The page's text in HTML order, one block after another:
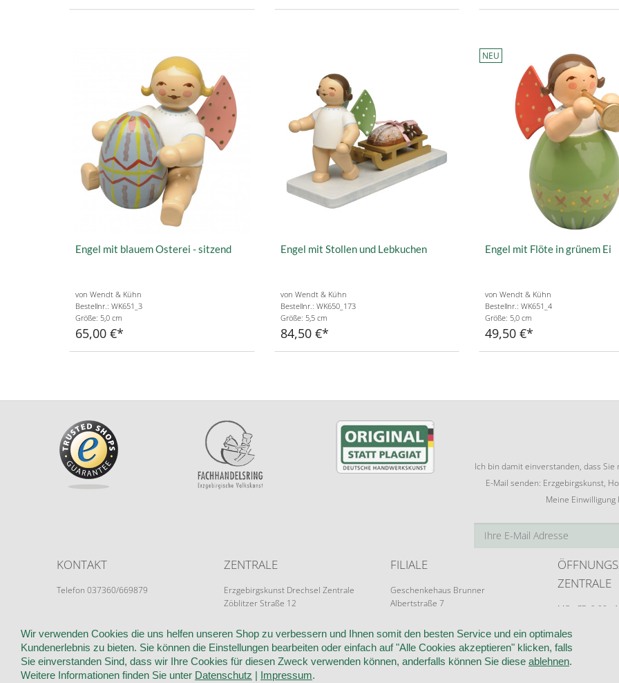
Engel mit blauem Osterei - sitzend
von Wendt & Kühn
Bestellnr.: WK651_3
Größe: 5,0 cm
65,00 €
Engel mit Stollen und Lebkuchen
von Wendt & Kühn
Bestellnr.: WK650_173
Größe: 5,5 cm
84,50 €
NEU
Engel mit Flöte in grünem Ei
von Wendt & Kühn
Bestellnr.: WK651_4
Größe: 5,0 cm
49,50 €
Ich bin damit einverstanden, dass
E-Mail senden: Erzgebirgskunst,
Meine
KONTAKT
Telefon 037360/669879
ZENTRALE
Erzgebirgskunst Drechsel Zentrale
Zöblitzer Straße 12
FILIALE
Geschenkehaus Brunner
Albertstraße 7
ZENTRALE
MO - FR: 9:00 -
WIR ÜBER UNS KUNDENINFORMATIONEN AGB WIDERRUF VERTRAG WIDERRUFEN KONTAKT DATENSCHUTZ
Wir verwenden Cookies die uns helfen unseren Shop zu verbessern und Ihnen somit den besten Service und ein optimales
Kundenerlebnis zu bieten. Sie können die Einstellungen bearbeiten oder einfach auf "Alle Cookies akzeptieren" klicken, falls
Sie einverstanden Sind, dass wir Ihre Cookies für diesen Zweck verwenden können, anderfalls können Sie diese ablehnen.
Weitere Informationen finden Sie unter Datenschutz | Impressum.